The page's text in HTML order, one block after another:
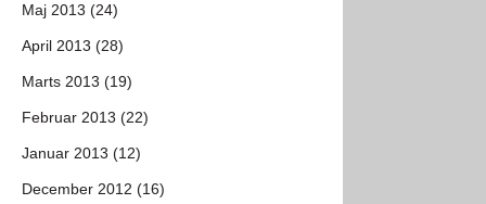
Maj 2013 (24)
April 2013 (28)
Marts 2013 (19)
Februar 2013 (22)
Januar 2013 (12)
December 2012 (16)